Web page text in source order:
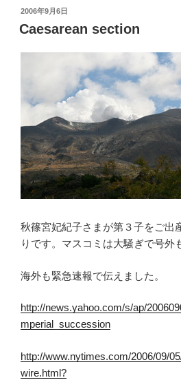
投
稿
日:
2006年9月6日
Caesarean section
秋篠宮妃紀子さまが第３子をご出
りです。マスコミは大騒ぎで号外
海外も緊急速報で伝えました。
http://news.yahoo.com/s/ap/
mperial_succession
http://www.nytimes.com/2006/09/
wire.html?